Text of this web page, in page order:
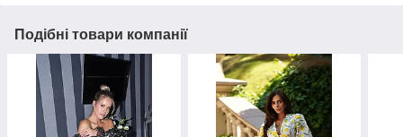
Подібні товари компанії